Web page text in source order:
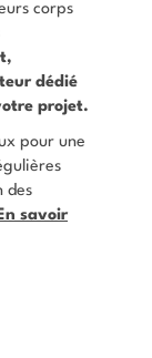
corps
dédié
projet.
pour une
des
savoir